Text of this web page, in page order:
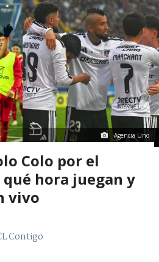
Agencia Uno
Colo por el
hora juegan y
vivo
Contigo